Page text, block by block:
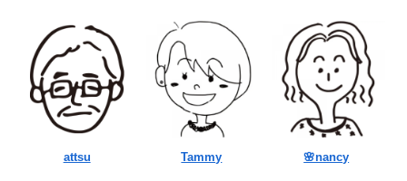
attsu Tammy 🌸nancy